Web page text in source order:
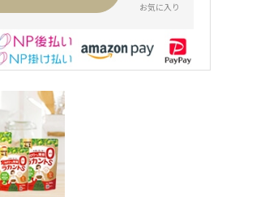
お気に入り